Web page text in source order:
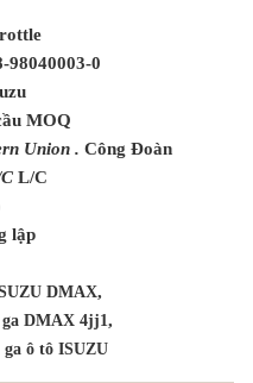
98040003-0
MOQ
Union . Công Đoàn
L/C
lập
DMAX,
DMAX 4jj1,
ô tô ISUZU